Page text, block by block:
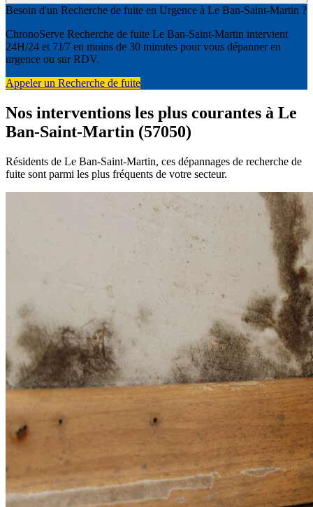
Besoin d'un Recherche de fuite en Urgence à Le Ban-Saint-Martin ?
ChronoServe Recherche de fuite Le Ban-Saint-Martin intervient
24H/24 et 7J/7 en moins de 30 minutes pour vous dépanner en
urgence ou sur RDV.
Appeler un Recherche de fuite
Nos interventions les plus courantes à Le
Ban-Saint-Martin (57050)
Résidents de Le Ban-Saint-Martin, ces dépannages de recherche de
fuite sont parmi les plus fréquents de votre secteur.